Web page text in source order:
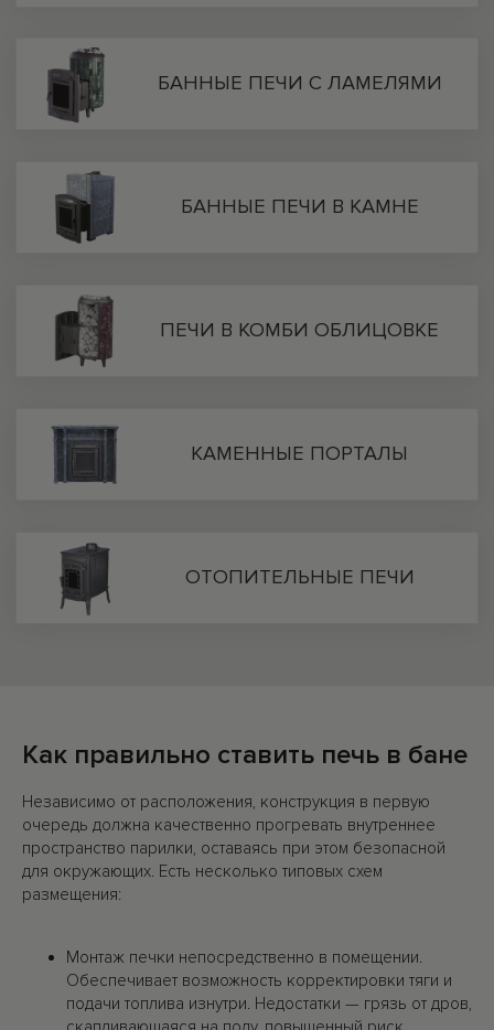
Как правильно ставить печь в бане
Независимо от расположения, конструкция в первую
очередь должна качественно прогревать внутреннее
пространство парилки, оставаясь при этом безопасной
для окружающих. Есть несколько типовых схем
размещения:
Монтаж печки непосредственно в помещении.
Обеспечивает возможность корректировки тяги и
подачи топлива изнутри. Недостатки — грязь от дров,